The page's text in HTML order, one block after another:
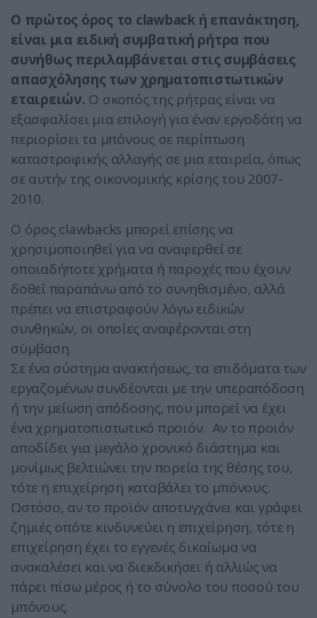
Ο πρώτος όρος τo clawback ή επανάκτηση,
είναι μια ειδική συμβατική ρήτρα που
συνήθως περιλαμβάνεται στις συμβάσεις
απασχόλησης των χρηματοπιστωτικών
εταιρειών. Ο σκοπός της ρήτρας είναι να
εξασφαλίσει μια επιλογή για έναν εργοδότη να
περιορίσει τα μπόνους σε περίπτωση
καταστροφικής αλλαγής σε μια εταιρεία, όπως
σε αυτήν της οικονομικής κρίσης του 2007-
2010.
Ο όρος clawbacks μπορεί επίσης να
χρησιμοποιηθεί για να αναφερθεί σε
οποιαδήποτε χρήματα ή παροχές που έχουν
δοθεί παραπάνω από το συνηθισμένο, αλλά
πρέπει να επιστραφούν λόγω ειδικών
συνθηκών, οι οποίες αναφέρονται στη
σύμβαση.
Σε ένα σύστημα ανακτήσεως, τα επιδόματα των
εργαζομένων συνδέονται με την υπεραπόδοση
ή την μείωση απόδοσης, που μπορεί να έχει
ένα χρηματοπιστωτικό προιόν. Αν το προιόν
αποδίδει για μεγάλο χρονικό διάστημα και
μονίμως βελτιώνει την πορεία της θέσης του,
τότε η επιχείρηση καταβάλει το μπόνους.
Ωστόσο, αν το προϊόν αποτυγχάνει και γράφει
ζημιές οπότε κινδυνεύει η επιχείρηση, τότε η
επιχείρηση έχει το εγγενές δικαίωμα να
ανακαλέσει και να διεκδικήσει ή αλλιώς να
πάρει πίσω μέρος ή το σύνολο του ποσού του
μπόνους.